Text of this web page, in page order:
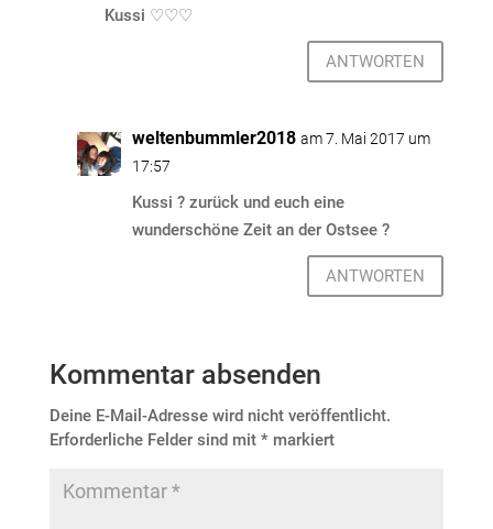
Kussi ♡♡♡
ANTWORTEN
weltenbummler2018 am 7. Mai 2017 um
17:57
Kussi ? zurück und euch eine
wunderschöne Zeit an der Ostsee ?
ANTWORTEN
Kommentar absenden
Deine E-Mail-Adresse wird nicht veröffentlicht.
Erforderliche Felder sind mit *markiert